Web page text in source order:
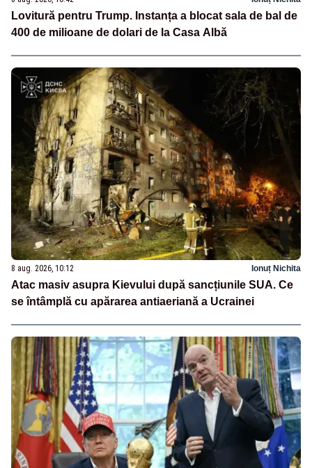
Lovitură pentru Trump. Instanța a blocat sala de bal de
400 de milioane de dolari de la Casa Albă
8 aug. 2026, 10:12 Ionuț Nichita
Atac masiv asupra Kievului după sancțiunile SUA. Ce
se întâmplă cu apărarea antiaeriană a Ucrainei